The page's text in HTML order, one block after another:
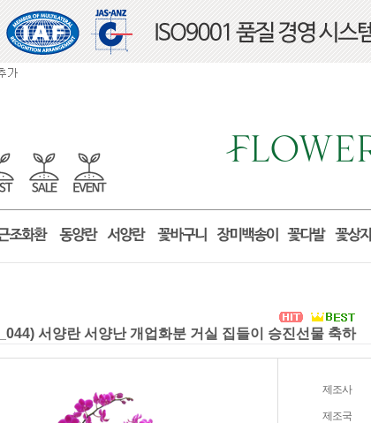
서양란 서양난 개업화분 거실 집들이 승진선물 축하
제조사
제조국